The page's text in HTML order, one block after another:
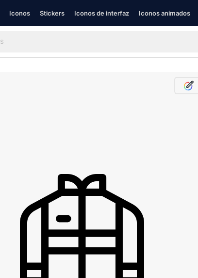
Iconos Stickers Iconos de interfaz Iconos animados